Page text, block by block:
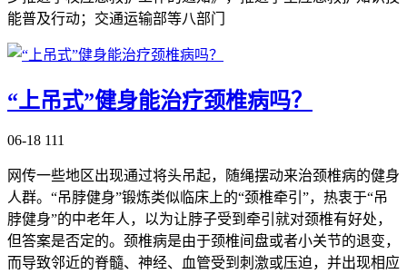
能普及行动；交通运输部等八部门
“上吊式”健身能治疗颈椎病吗？
06-18 111
网传一些地区出现通过将头吊起，随绳摆动来治颈椎病的健身
人群。“吊脖健身”锻炼类似临床上的“颈椎牵引”，热衷于“吊
脖健身”的中老年人，以为让脖子受到牵引就对颈椎有好处，
但答案是否定的。颈椎病是由于颈椎间盘或者小关节的退变，
而导致邻近的脊髓、神经、血管受到刺激或压迫，并出现相应